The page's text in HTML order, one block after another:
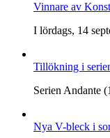
Vinnare av
I lördags, 14
Tillökning i
Serien Andante
Nya V-bleck i